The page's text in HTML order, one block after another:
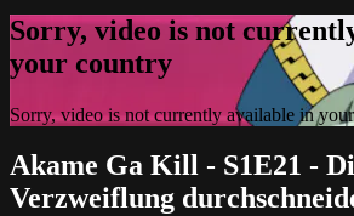
Sorry, video is not
your country
Sorry, video is not currently available in
Akame Ga Kill - S1E21 -
Verzweiflung